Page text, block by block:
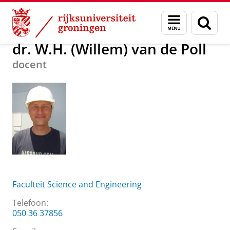
Skip
Content
Skip
Navigation
Menu
en
zoeken
Over ons dr. W.H. (Willem) van de Poll
dr. W.H. (Willem) van de Poll
docent
Faculteit Science and Engineering
Telefoon:
050 36 37856